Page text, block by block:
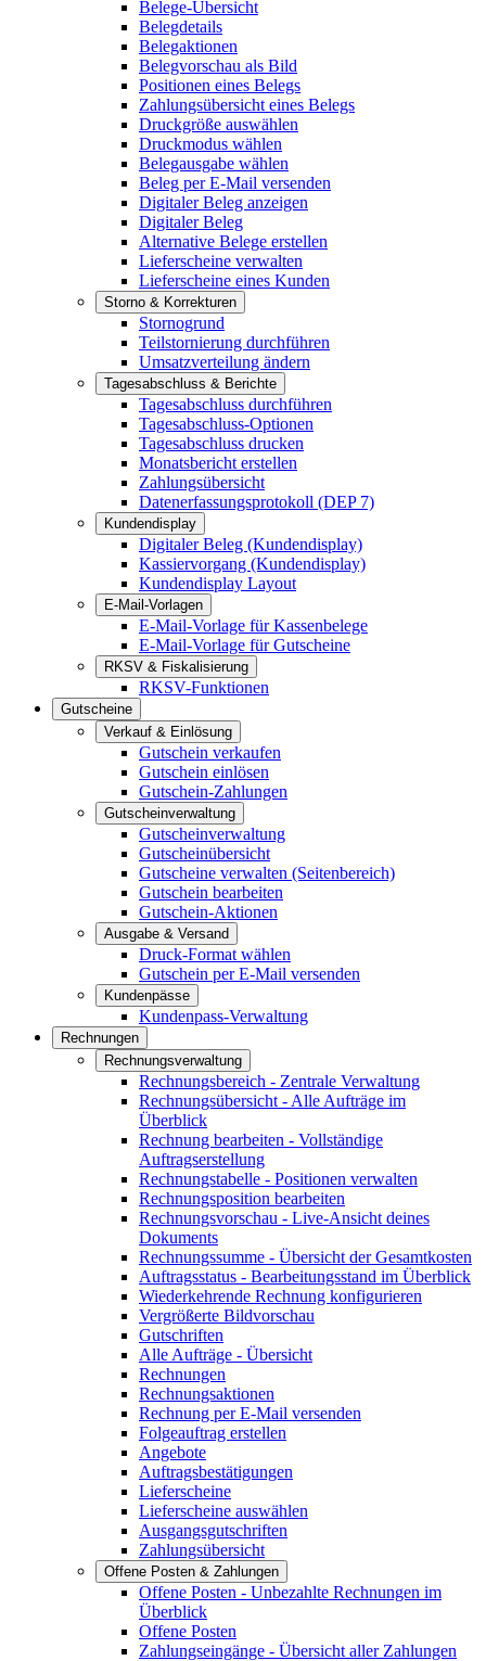
Belege-Übersicht
Belegdetails
Belegaktionen
Belegvorschau als Bild
Positionen eines Belegs
Zahlungsübersicht eines Belegs
Druckgröße auswählen
Druckmodus wählen
Belegausgabe wählen
Beleg per E-Mail versenden
Digitaler Beleg anzeigen
Digitaler Beleg
Alternative Belege erstellen
Lieferscheine verwalten
Lieferscheine eines Kunden
Storno & Korrekturen
Stornogrund
Teilstornierung durchführen
Umsatzverteilung ändern
Tagesabschluss & Berichte
Tagesabschluss durchführen
Tagesabschluss-Optionen
Tagesabschluss drucken
Monatsbericht erstellen
Zahlungsübersicht
Datenerfassungsprotokoll (DEP 7)
Kundendisplay
Digitaler Beleg (Kundendisplay)
Kassiervorgang (Kundendisplay)
Kundendisplay Layout
E-Mail-Vorlagen
E-Mail-Vorlage für Kassenbelege
E-Mail-Vorlage für Gutscheine
RKSV & Fiskalisierung
RKSV-Funktionen
Gutscheine
Verkauf & Einlösung
Gutschein verkaufen
Gutschein einlösen
Gutschein-Zahlungen
Gutscheinverwaltung
Gutscheinverwaltung
Gutscheinübersicht
Gutscheine verwalten (Seitenbereich)
Gutschein bearbeiten
Gutschein-Aktionen
Ausgabe & Versand
Druck-Format wählen
Gutschein per E-Mail versenden
Kundenpässe
Kundenpass-Verwaltung
Rechnungen
Rechnungsverwaltung
Rechnungsbereich - Zentrale Verwaltung
Rechnungsübersicht - Alle Aufträge im
Überblick
Rechnung bearbeiten - Vollständige
Auftragserstellung
Rechnungstabelle - Positionen verwalten
Rechnungsposition bearbeiten
Rechnungsvorschau - Live-Ansicht deines
Dokuments
Rechnungssumme - Übersicht der Gesamtkosten
Auftragsstatus - Bearbeitungsstand im Überblick
Wiederkehrende Rechnung konfigurieren
Vergrößerte Bildvorschau
Gutschriften
Alle Aufträge - Übersicht
Rechnungen
Rechnungsaktionen
Rechnung per E-Mail versenden
Folgeauftrag erstellen
Angebote
Auftragsbestätigungen
Lieferscheine
Lieferscheine auswählen
Ausgangsgutschriften
Zahlungsübersicht
Offene Posten & Zahlungen
Offene Posten - Unbezahlte Rechnungen im
Überblick
Offene Posten
Zahlungseingänge - Übersicht aller Zahlungen